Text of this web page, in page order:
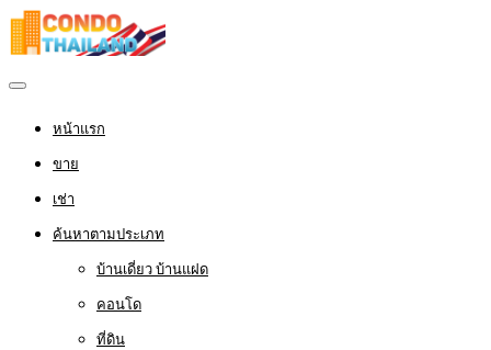
หน้าแรก
ขาย
เช่า
ค้นหาตามประเภท
บ้านเดี่ยว บ้านแฝด
คอนโด
ที่ดิน